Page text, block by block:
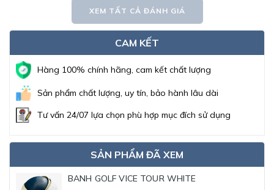
XEM TẤT CẢ ĐÁNH GIÁ
CAM KẾT
Hàng 100% chính hãng, cam kết chất lượng
Sản phẩm chất lượng, uy tín, bảo hành lâu dài
Tư vấn 24/07 lựa chọn phù hợp mục đích sử dụng
SẢN PHẨM ĐÃ XEM
BANH GOLF VICE TOUR WHITE